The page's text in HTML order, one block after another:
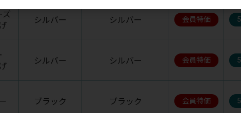
ズ
シルバー シルバー 会員特価
シルバー シルバー 会員特価
ブラック ブラック 会員特価